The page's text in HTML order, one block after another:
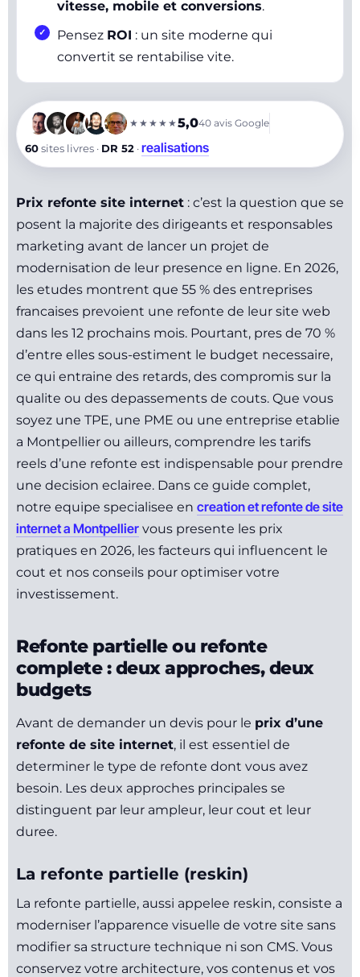
vitesse, mobile et conversions.
Pensez ROI : un site moderne qui
convertit se rentabilise vite.
★★★★★5,040 avis Google
60 sites livres · DR 52 · realisations
Prix refonte site internet : c’est la question que se
posent la majorite des dirigeants et responsables
marketing avant de lancer un projet de
modernisation de leur presence en ligne. En 2026,
les etudes montrent que 55 % des entreprises
francaises prevoient une refonte de leur site web
dans les 12 prochains mois. Pourtant, pres de 70 %
d’entre elles sous-estiment le budget necessaire,
ce qui entraine des retards, des compromis sur la
qualite ou des depassements de couts. Que vous
soyez une TPE, une PME ou une entreprise etablie
a Montpellier ou ailleurs, comprendre les tarifs
reels d’une refonte est indispensable pour prendre
une decision eclairee. Dans ce guide complet,
notre equipe specialisee en creation et refonte de site
internet a Montpellier vous presente les prix
pratiques en 2026, les facteurs qui influencent le
cout et nos conseils pour optimiser votre
investissement.
Refonte partielle ou refonte
complete : deux approches, deux
budgets
Avant de demander un devis pour le prix d’une
refonte de site internet, il est essentiel de
determiner le type de refonte dont vous avez
besoin. Les deux approches principales se
distinguent par leur ampleur, leur cout et leur
duree.
La refonte partielle (reskin)
La refonte partielle, aussi appelee reskin, consiste a
moderniser l’apparence visuelle de votre site sans
modifier sa structure technique ni son CMS. Vous
conservez votre architecture, vos contenus et vos